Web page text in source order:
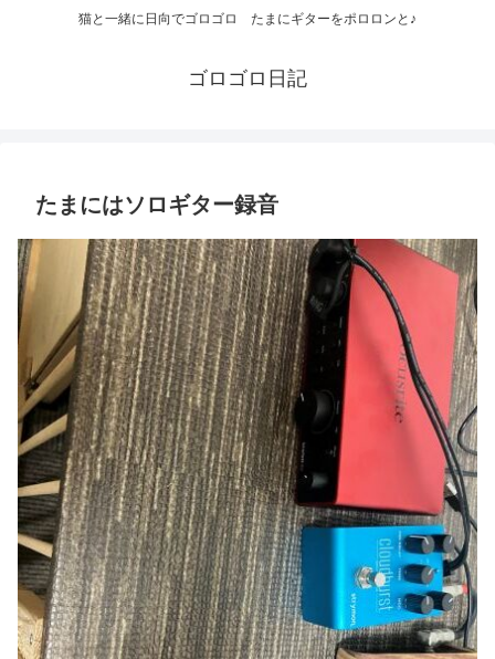
猫と一緒に日向でゴロゴロ たまにギターをポロロンと♪
ゴロゴロ日記
たまにはソロギター録音